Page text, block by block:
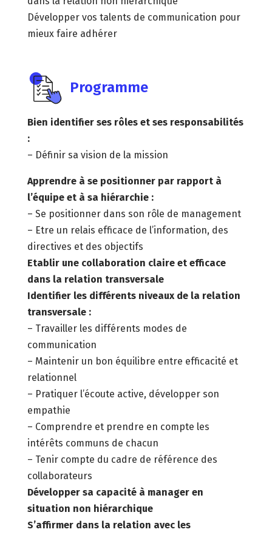
Développer vos talents de communication pour
mieux faire adhérer
Programme
Bien identifier ses rôles et ses responsabilités
:
– Définir sa vision de la mission
Apprendre à se positionner par rapport à
l’équipe et à sa hiérarchie :
– Se positionner dans son rôle de management
– Etre un relais efficace de l’information, des
directives et des objectifs
Etablir une collaboration claire et efficace
dans la relation transversale
Identifier les différents niveaux de la relation
transversale :
– Travailler les différents modes de
communication
– Maintenir un bon équilibre entre efficacité et
relationnel
– Pratiquer l’écoute active, développer son
empathie
– Comprendre et prendre en compte les
intérêts communs de chacun
– Tenir compte du cadre de référence des
collaborateurs
Développer sa capacité à manager en
situation non hiérarchique
S’affirmer dans la relation avec les